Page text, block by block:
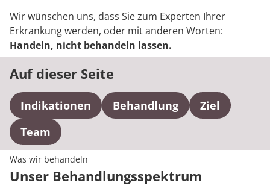
Wir wünschen uns, dass Sie zum Experten Ihrer
Erkrankung werden, oder mit anderen Worten:
Handeln, nicht behandeln lassen.
Auf dieser Seite
Indikationen Behandlung
Ziel
Team
Was wir behandeln
Unser Behandlungsspektrum